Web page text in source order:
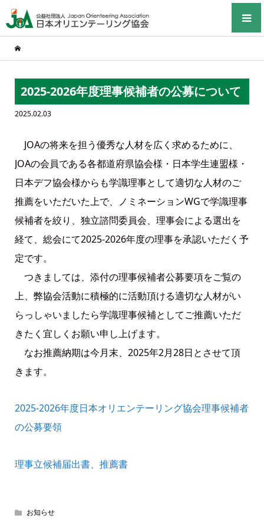
2025-2026年度理事候補者の公募について
2025.02.03
JOAの将来を担う優秀な人材を広く求めるために、
JOAの会員である各都道府県協会様・日本学生連盟様・
日本デフ協会様からも学識理事として適切な人材のご
推薦をいただいた上で、ノミネーションWGで学識理事
候補者を絞り、独立諮問委員会、理事会による選出を
経て、総会にて2025-2026年度の理事を承認いただく予
定です。
つきましては、添付の理事候補者公募要項をご覧の
上、弊協会活動に積極的に活動頂ける適切な人材がい
らっしゃいましたら学識理事候補としてご推薦いただ
きたく宜しくお願い申し上げます。
なお推薦納期は今月末、2025年2月28日とさせて頂
きます。
2025-2026年度日本オリエンテーリング協会理事候補者
の公募要領
理事立候補届出書、推薦書
お知らせ